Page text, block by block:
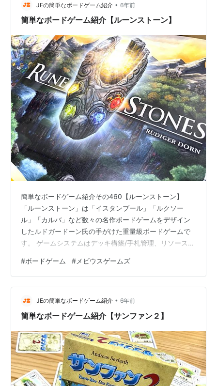
「テン」、えらく割引していた「ボーナンザ」…
JEの簡単なボードゲーム紹介 • 6年前
簡単なボードゲーム紹介【ルーンストーン】
簡単なボードゲーム紹介その460【ルーンストーン】
「ルーンストーン」は「イスタンブール」「ルクソー
ル」「カルバ」など数々の名作ボードゲームをデザイン
したルドガードーン氏の手がけた重量級ボードゲームで
す。 ゲームシステムはデッキ構築/手札管理、リソース管
るためにカードを購入します。2枚のカードをプレイする
ことで宝石を獲得できます。 宝石はさらに遺物を購入す
ることができ、遺物のポイントでルーンストーンを獲得
できる手順となっています。ルーンストーンには特殊な
能力か備わっており、集めることでゲーム後半になれば
#ボードゲーム # メビウスゲームズ
JEの簡単なボードゲーム紹介 • 6年前
簡単なボードゲーム紹介【サンファン２】